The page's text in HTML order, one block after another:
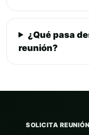
¿Qué pasa
reunión?
SOLICITA REUNIÓN